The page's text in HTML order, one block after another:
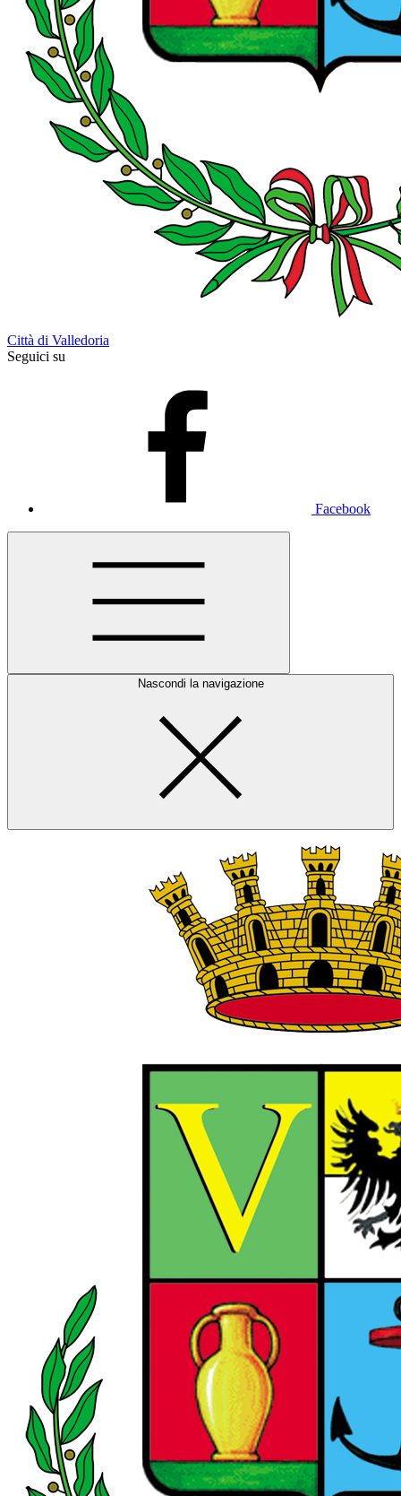
Città di Valledoria
Seguici su
Facebook
Nascondi la navigazione